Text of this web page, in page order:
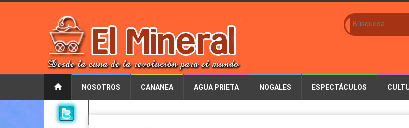
NOSOTROS CANANEA AGUA PRIETA NOGALES ESPECTÁCULOS